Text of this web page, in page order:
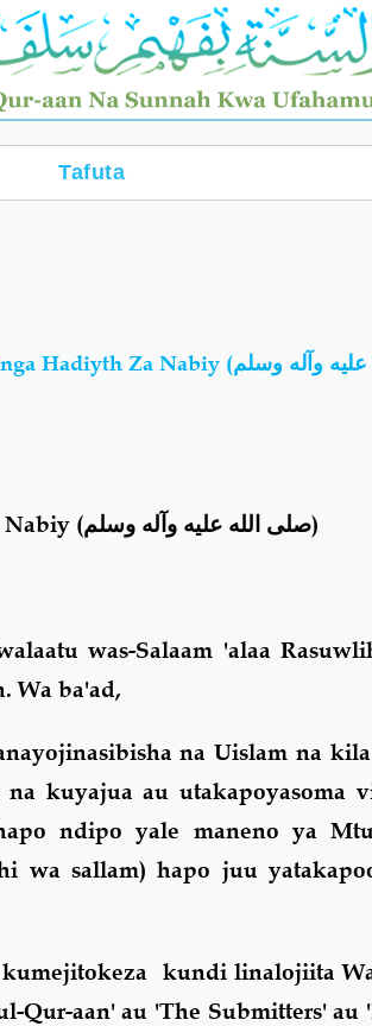
Nabiy (صلى الله عليه وآله وسلم)
was-Salaam 'alaa
Wa ba'ad,
na Uislam na
kuyajua au utakapoyasoma
ndipo yale maneno ya
wa sallam) hapo juu
kundi linalojiita
Qur-aan' au 'The Submitters' au